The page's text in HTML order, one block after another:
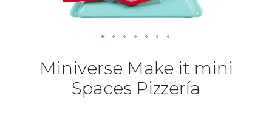
Miniverse Make it mini
Spaces Pizzería